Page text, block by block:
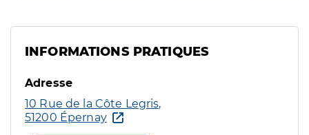
INFORMATIONS PRATIQUES
Adresse
10 Rue de la Côte Legris,
51200 Épernay